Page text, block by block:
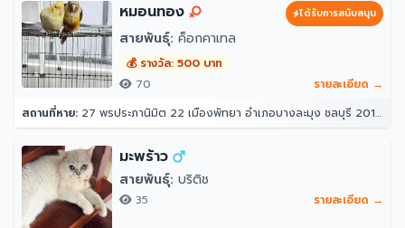
หมอนทอง ได้รับการสนับสนุน
สายพันธุ์: ค็อกคาเทล
💰 รางวัล: 500 บาท
70
รายละเอียด →
สถานที่หาย: 27 พรประภานิมิต 22 เมืองพัทยา อำเภอบางละมุง ชลบุรี 20150
มะพร้าว
สายพันธุ์: บริติช
35 รายละเอียด →